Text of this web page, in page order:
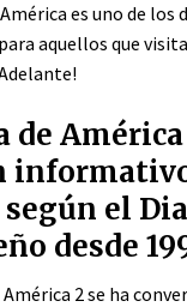
es uno de los
aquellos que
de América
el
desde
América 2 se ha